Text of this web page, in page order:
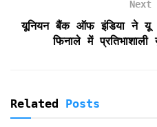
Next
यूनियन बैंक ऑफ इंडिया ने यू –
फिनाले में
Related Posts